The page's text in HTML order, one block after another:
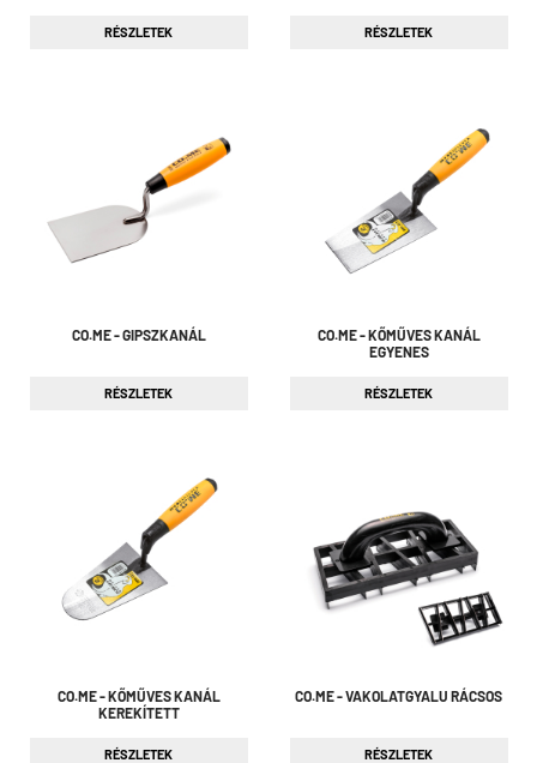
RÉSZLETEK RÉSZLETEK
CO.ME - GIPSZKANÁL
RÉSZLETEK
CO.ME - KŐMŰVES KANÁL
EGYENES
RÉSZLETEK
CO.ME - KŐMŰVES KANÁL
KEREKÍTETT
RÉSZLETEK
CO.ME - VAKOLATGYALU RÁCSOS
RÉSZLETEK